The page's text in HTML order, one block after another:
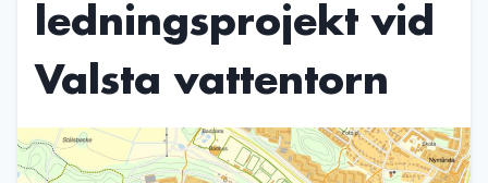
ledningsprojekt vid
Valsta vattentorn